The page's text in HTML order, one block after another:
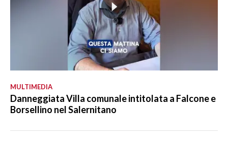
MULTIMEDIA
Danneggiata Villa comunale intitolata a Falcone e
Borsellino nel Salernitano